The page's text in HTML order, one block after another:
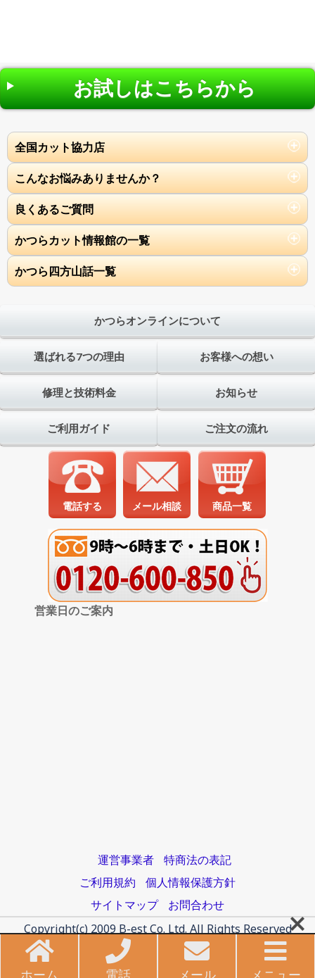
お試しはこちらから
全国カット協力店
こんなお悩みありませんか？
良くあるご質問
かつらカット情報館の一覧
かつら四方山話一覧
かつらオンラインについて
選ばれる7つの理由 お客様への想い
修理と技術料金 お知らせ
ご利用ガイド ご注文の流れ
電話する メール相談 商品一覧
営業日のご案内
運営事業者
特商法の表記
ご利用規約
個人情報保護方針
サイトマップ
お問合わせ
Copyright(c) 2009 B-est Co. Ltd. All Rights Reserved
ホーム 電話 メール メニュー